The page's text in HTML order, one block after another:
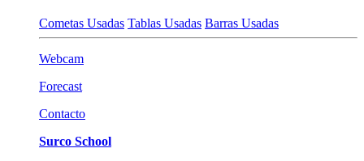
Cometas Usadas Tablas Usadas Barras Usadas
Webcam
Forecast
Contacto
Surco School